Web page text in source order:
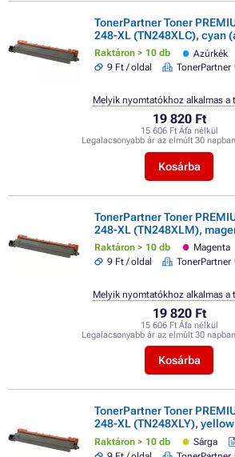
TonerPartner Toner
248-XL (TN248XLC), cyan
Raktáron > 10 db Azúrkék
9 Ft / oldal
TonerPartner
19 820 Ft
15 606 Ft Áfa nélkül
Legalacsonyabb ár az elmúlt 30
Kosárba
Melyik nyomtatókhoz alkalmas a
TonerPartner Toner
248-XL (TN248XLM),
Raktáron > 10 db Magenta
9 Ft / oldal
TonerPartner
19 820 Ft
15 606 Ft Áfa nélkül
Legalacsonyabb ár az elmúlt 30
Kosárba
Melyik nyomtatókhoz alkalmas a
TonerPartner Toner
248-XL (TN248XLY),
Raktáron > 10 db Sárga